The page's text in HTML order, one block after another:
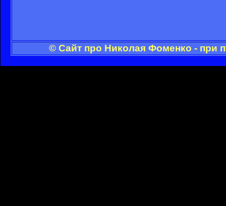
© Сайт про Николая Фоменко - при